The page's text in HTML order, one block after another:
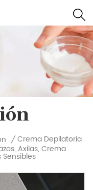
/ Crema Depilatoria
Axilas, Crema